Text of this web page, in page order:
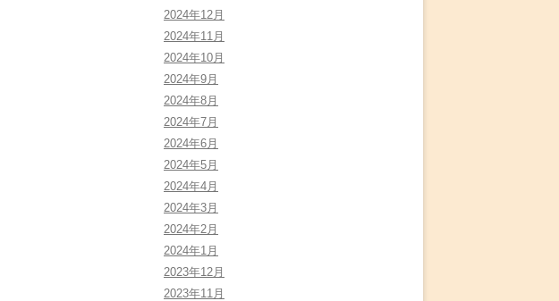
2024年12月
2024年11月
2024年10月
2024年9月
2024年8月
2024年7月
2024年6月
2024年5月
2024年4月
2024年3月
2024年2月
2024年1月
2023年12月
2023年11月